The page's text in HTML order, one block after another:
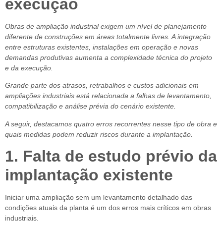
execução
Obras de ampliação industrial exigem um nível de planejamento
diferente de construções em áreas totalmente livres. A integração
entre estruturas existentes, instalações em operação e novas
demandas produtivas aumenta a complexidade técnica do projeto
e da execução.
Grande parte dos atrasos, retrabalhos e custos adicionais em
ampliações industriais está relacionada a falhas de levantamento,
compatibilização e análise prévia do cenário existente.
A seguir, destacamos quatro erros recorrentes nesse tipo de obra e
quais medidas podem reduzir riscos durante a implantação.
1. Falta de estudo prévio da
implantação existente
Iniciar uma ampliação sem um levantamento detalhado das
condições atuais da planta é um dos erros mais críticos em obras
industriais.